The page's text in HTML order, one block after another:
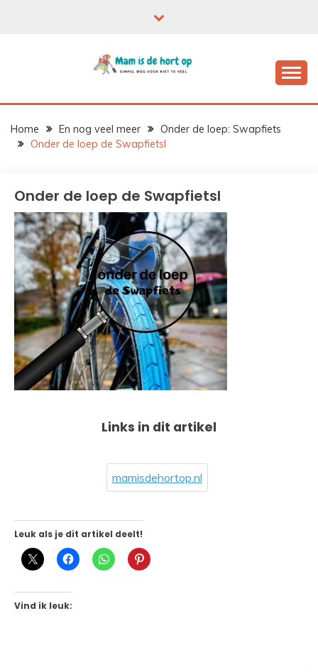
Home En nog veel meer
Onder de loep: Swapfiets
Onder de loep de Swapfietsl
Onder de loep de Swapfietsl
Links in dit artikel
mamisdehortop.nl
Leuk als je dit artikel deelt!
Vind ik leuk: